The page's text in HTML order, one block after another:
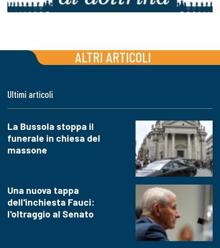
ALTRI ARTICOLI
Ultimi articoli
La Bussola stoppa il
funerale in chiesa del
massone
Una nuova tappa
dell'inchiesta Fauci:
l'oltraggio al Senato